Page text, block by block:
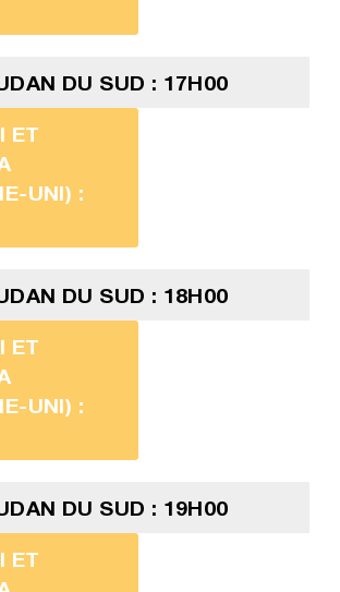
DU SUD : 17H00
ET
UNI) :
DU SUD : 18H00
ET
UNI) :
DU SUD : 19H00
ET